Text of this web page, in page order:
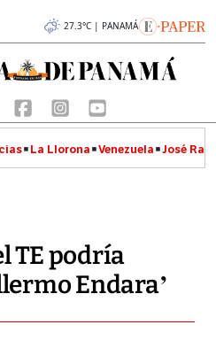
27.3°C | PANAMÁ
La Llorona Venezuela José
TE podría
Endara’